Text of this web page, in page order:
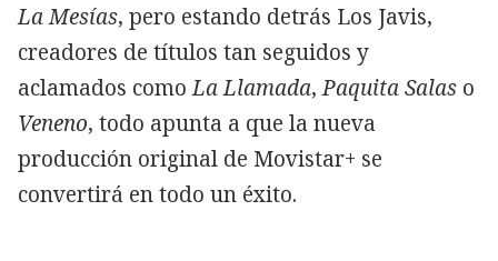
La Mesías, pero estando detrás Los Javis,
creadores de títulos tan seguidos y
aclamados comoLa Llamada,Paquita Salas o
Veneno, todo apunta a que la nueva
producción original de Movistar+ se
convertirá en todo un éxito.